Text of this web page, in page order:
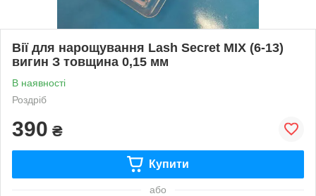
Вії для нарощування Lash Secret MIX (6-13)
вигин З товщина 0,15 мм
В наявності
Роздріб
390 ₴
Купити
або